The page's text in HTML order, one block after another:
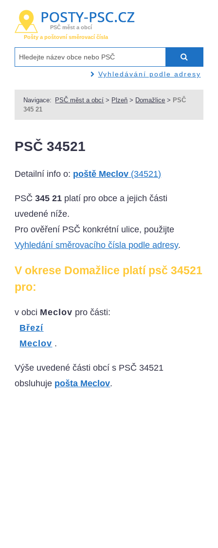
PSČ měst a obcí
Pošty a poštovní směrovací čísla
Vyhledávání podle adresy
Navigace: PSČ měst a obcí > Plzeň > Domažlice > PSČ
345 21
PSČ 34521
Detailní info o: poště Meclov (34521)
PSČ345 21 platí pro obce a jejich části
uvedené níže.
Pro ověření PSČ konkrétní ulice, použijte
Vyhledání směrovacího čísla podle adresy.
V okrese Domažlice platí psč 34521
pro:
v obci Meclov pro části:
Březí
Meclov .
Výše uvedené části obcí s PSČ 34521
obsluhuje pošta Meclov.